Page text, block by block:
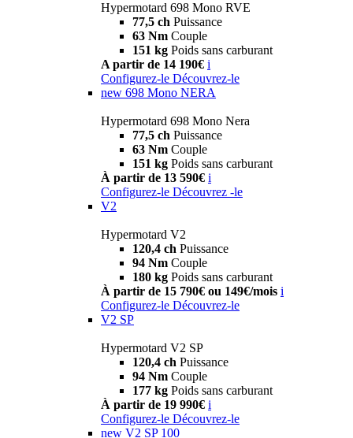
Hypermotard 698 Mono RVE
77,5 ch Puissance
63 Nm Couple
151 kg Poids sans carburant
A partir de 14 190€ i
Configurez-le Découvrez-le
new 698 Mono NERA
Hypermotard 698 Mono Nera
77,5 ch Puissance
63 Nm Couple
151 kg Poids sans carburant
À partir de 13 590€ i
Configurez-le Découvrez -le
V2
Hypermotard V2
120,4 ch Puissance
94 Nm Couple
180 kg Poids sans carburant
À partir de 15 790€ ou 149€/mois i
Configurez-le Découvrez-le
V2 SP
Hypermotard V2 SP
120,4 ch Puissance
94 Nm Couple
177 kg Poids sans carburant
À partir de 19 990€ i
Configurez-le Découvrez-le
new V2 SP 100